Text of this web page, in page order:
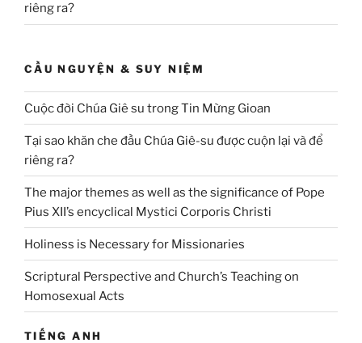
riêng ra?
CẦU NGUYỆN & SUY NIỆM
Cuộc đời Chúa Giê su trong Tin Mừng Gioan
Tại sao khăn che đầu Chúa Giê-su được cuộn lại và để
riêng ra?
The major themes as well as the significance of Pope
Pius XII’s encyclical Mystici Corporis Christi
Holiness is Necessary for Missionaries
Scriptural Perspective and Church’s Teaching on
Homosexual Acts
TIẾNG ANH